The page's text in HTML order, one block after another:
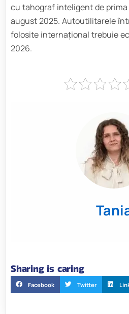
cu tahograf inteligent de prima
august 2025. Autoutilitarele
folosite internațional trebuie
2026.
Sharing is caring
Facebook Twitter